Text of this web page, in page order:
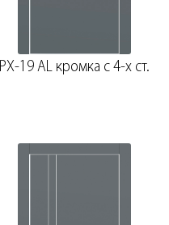
PX-19 AL кромка с 4-х ст.